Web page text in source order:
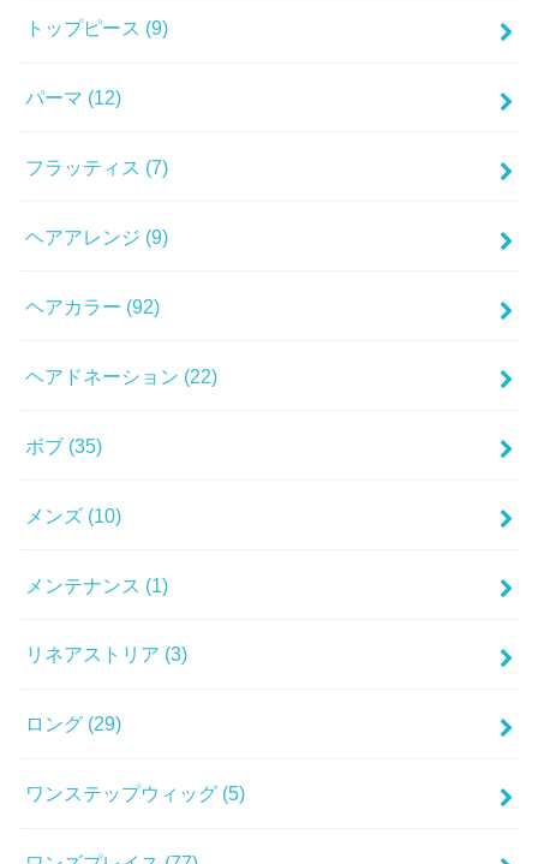
トップピース (9)
パーマ (12)
フラッティス (7)
ヘアアレンジ (9)
ヘアカラー (92)
ヘアドネーション (22)
ボブ (35)
メンズ (10)
メンテナンス (1)
リネアストリア (3)
ロング (29)
ワンステップウィッグ (5)